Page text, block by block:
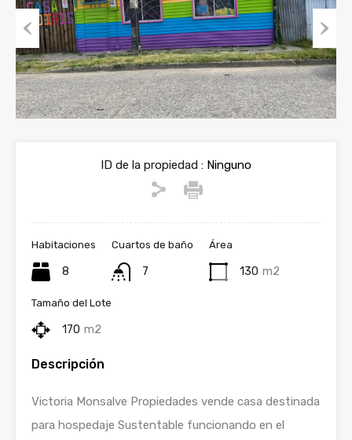
Previous Next
ID de la propiedad : Ninguno
Habitaciones
8
Cuartos de baño
7
Área
130 m2
Tamaño del Lote
170 m2
Descripción
Victoria Monsalve Propiedades vende casa destinada
para hospedaje Sustentable funcionando en el